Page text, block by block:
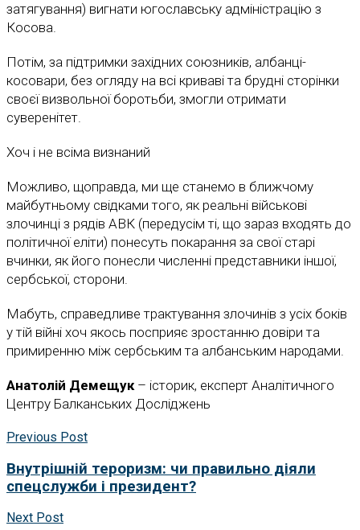
затягування) вигнати югославську адміністрацію з
Косова.
Потім, за підтримки західних союзників, албанці-
косовари, без огляду на всі криваві та брудні сторінки
своєї визвольної боротьби, змогли отримати
суверенітет.
Хоч і не всіма визнаний
Можливо, щоправда, ми ще станемо в ближчому
майбутньому свідками того, як реальні військові
злочинці з рядів АВК (передусім ті, що зараз входять до
політичної еліти) понесуть покарання за свої старі
вчинки, як його понесли численні представники іншої,
сербської, сторони.
Мабуть, справедливе трактування злочинів з усіх боків
у тій війні хоч якось посприяє зростанню довіри та
примиренню між сербським та албанським народами.
Анатолій Демещук– історик, експерт Аналітичного
Центру Балканських Досліджень
Previous Post
Внутрішній тероризм: чи правильно діяли
спецслужби і президент?
Next Post